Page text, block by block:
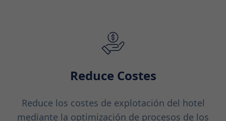
Reduce Costes
Reduce los costes de explotación del hotel
mediante la optimización de procesos de los